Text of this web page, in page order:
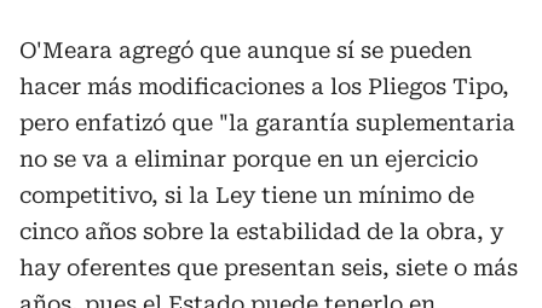
O'Meara agregó que aunque sí se pueden
hacer más modificaciones a los Pliegos Tipo,
pero enfatizó que "la garantía suplementaria
no se va a eliminar porque en un ejercicio
competitivo, si la Ley tiene un mínimo de
cinco años sobre la estabilidad de la obra, y
hay oferentes que presentan seis, siete o más